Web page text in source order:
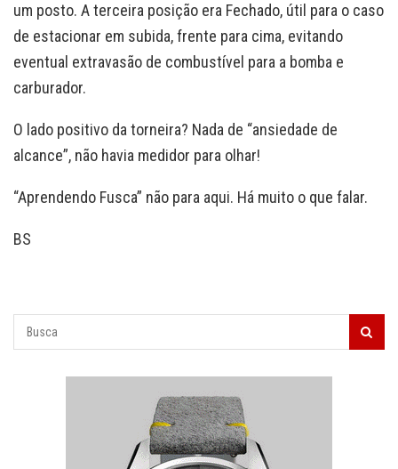
um posto. A terceira posição era Fechado, útil para o caso
de estacionar em subida, frente para cima, evitando
eventual extravasão de combustível para a bomba e
carburador.
O lado positivo da torneira? Nada de “ansiedade de
alcance”, não havia medidor para olhar!
“Aprendendo Fusca” não para aqui. Há muito o que falar.
BS